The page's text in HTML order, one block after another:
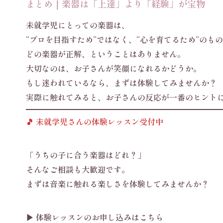
まとめ｜楽器は「上達」より「経験」が宝物
未就学児にとっての楽器は、
“プロを目指すため”ではなく、“心を育てるため”のもの
どの楽器が正解、ということはありません。
大切なのは、お子さんが笑顔になれるかどうか。
もし迷われているなら、まずは体験してみませんか？
実際に触れてみると、お子さんの反応が一番のヒント
🎵 未就学児さんの体験レッスン受付中
「うちの子に合う楽器はどれ？」
そんなご相談も大歓迎です。
まずは音楽に触れる楽しさを体験してみませんか？
▶ 体験レッスンのお申し込みはこちら